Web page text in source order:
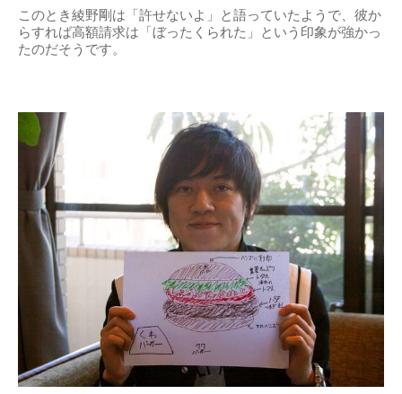
このとき綾野剛は「許せないよ」と語っていたようで、彼か
らすれば高額請求は「ぼったくられた」という印象が強かっ
たのだそうです。